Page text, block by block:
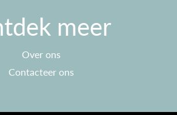
meer
Over ons
Contacteer ons